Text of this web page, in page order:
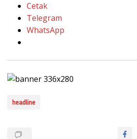
Cetak
Telegram
WhatsApp
headline